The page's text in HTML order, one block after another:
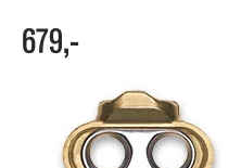
679,-